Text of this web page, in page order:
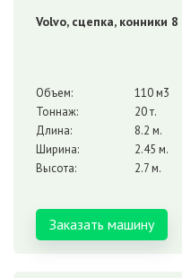
Volvo, сцепка, конники
Объем:
110 м3
Тоннаж:
20 т.
Длина:
8.2 м.
Ширина:
2.45 м.
Высота:
2.7 м.
Заказать машину